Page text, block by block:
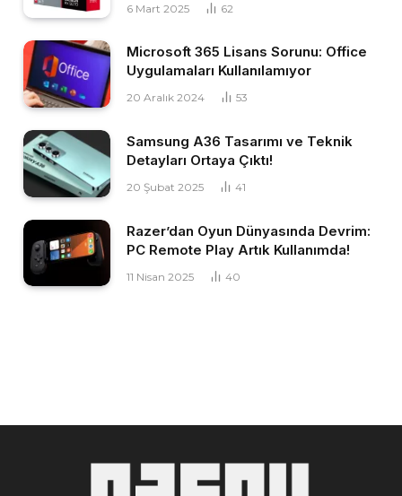
6 Mart 2025 62
Microsoft 365 Lisans Sorunu: Office
Uygulamaları Kullanılamıyor
20 Aralık 2024 53
Samsung A36 Tasarımı ve Teknik
Detayları Ortaya Çıktı!
20 Şubat 2025 41
Razer’dan Oyun Dünyasında Devrim:
PC Remote Play Artık Kullanımda!
11 Nisan 2025 40